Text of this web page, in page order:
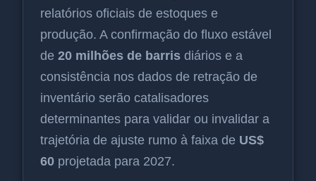
relatórios oficiais de estoques e
produção. A confirmação do fluxo estável
de 20 milhões de barris diários e a
consistência nos dados de retração de
inventário serão catalisadores
determinantes para validar ou invalidar a
trajetória de ajuste rumo à faixa de US$
60 projetada para 2027.